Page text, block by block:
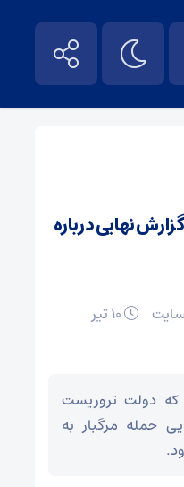
نهایی درباره
دولت تروریست
حمله مرگبار به